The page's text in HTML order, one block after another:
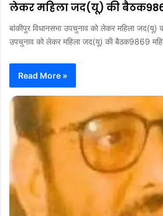
लेकर महिला जद(यू) की
बांकीपुर विधानसभा उपचुनाव को लेकर महिला जद(यू)
उपचुनाव को लेकर महिला जद(यू) की बैठक9869
Read More »